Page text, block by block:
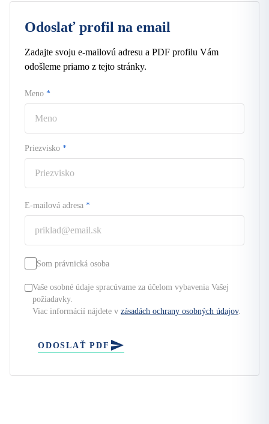
Odoslať profil na email
Zadajte svoju e-mailovú adresu a PDF profilu Vám
odošleme priamo z tejto stránky.
Meno *
Priezvisko *
E-mailová adresa *
Som právnická osoba
Vaše osobné údaje spracúvame za účelom vybavenia Vašej
požiadavky.
Viac informácií nájdete v zásadách ochrany osobných údajov.
ODOSLAŤ PDF